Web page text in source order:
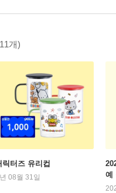
개)
터즈 유리컵
08월 31일
예